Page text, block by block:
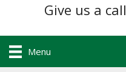
Give us a call
Menu